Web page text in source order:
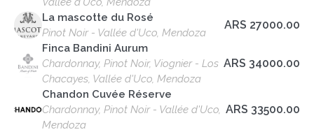
La mascotte du Rosé
Pinot Noir - Vallée d'Uco, Mendoza
ARS 27000.00
Finca Bandini Aurum
Chardonnay, Pinot Noir, Viognier - Los
Chacayes, Vallée d'Uco, Mendoza
ARS 34000.00
Chandon Cuvée Réserve
Chardonnay, Pinot Noir - Vallée d'Uco,
Mendoza
ARS 33500.00